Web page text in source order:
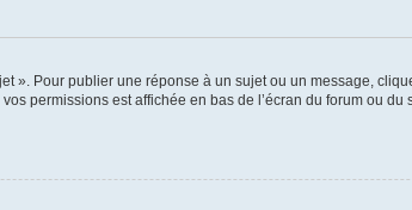
». Pour publier une réponse à un sujet ou un message,
permissions est affichée en bas de l’écran du forum ou